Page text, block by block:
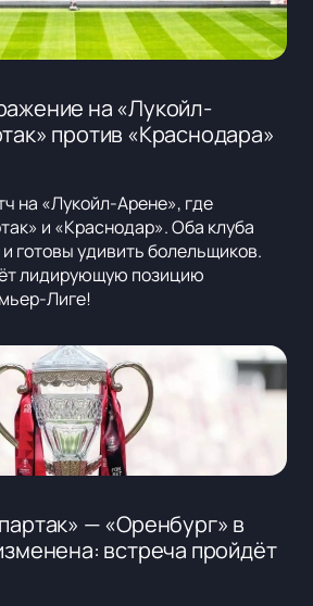
на «Лукойл-
против «Краснодара»
на «Лукойл-Арене», где
и «Краснодар». Оба клуба
готовы удивить болельщиков.
лидирующую позицию
Лиге!
— «Оренбург» в
встреча пройдёт